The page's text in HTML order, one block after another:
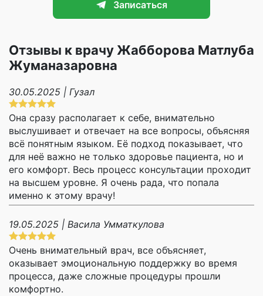
Записаться
Отзывы к врачу Жабборова Матлуба
Жуманазаровна
30.05.2025 | Гузал
Она сразу располагает к себе, внимательно
выслушивает и отвечает на все вопросы, объясняя
всё понятным языком. Её подход показывает, что
для неё важно не только здоровье пациента, но и
его комфорт. Весь процесс консультации проходит
на высшем уровне. Я очень рада, что попала
именно к этому врачу!
19.05.2025 | Васила Умматкулова
Очень внимательный врач, все объясняет,
оказывает эмоциональную поддержку во время
процесса, даже сложные процедуры прошли
комфортно.